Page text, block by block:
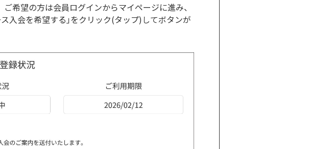
希望の方は会員ログインからマイページに進み、
入会を希望する｣をクリック(タップ)してボタンが